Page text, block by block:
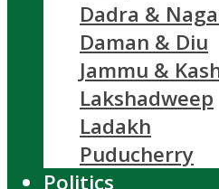
Dadra &
Daman & Diu
Jammu &
Lakshadweep
Ladakh
Puducherry
Politics